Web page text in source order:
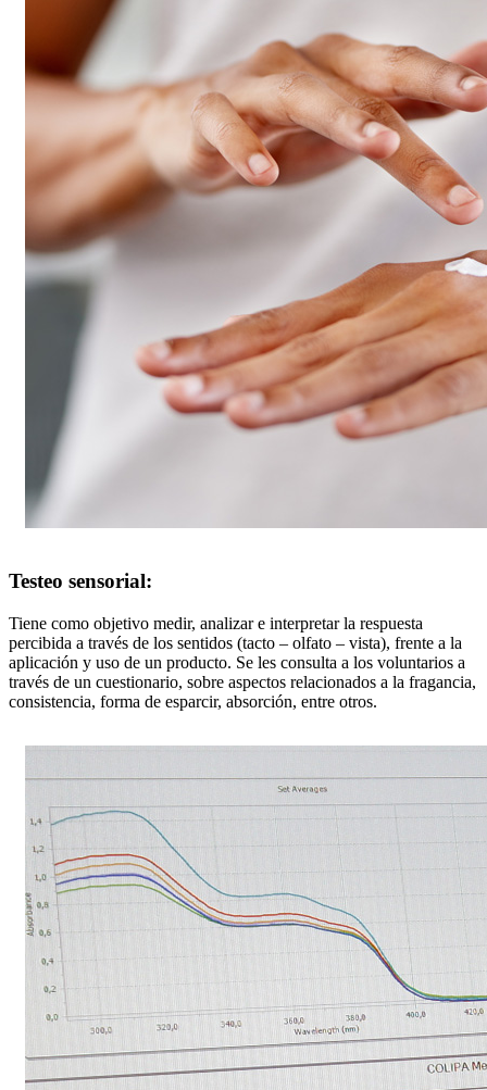
Testeo sensorial:
Tiene como objetivo medir, analizar e interpretar la respuesta
percibida a través de los sentidos (tacto – olfato – vista), frente a la
aplicación y uso de un producto. Se les consulta a los voluntarios a
través de un cuestionario, sobre aspectos relacionados a la fragancia,
consistencia, forma de esparcir, absorción, entre otros.